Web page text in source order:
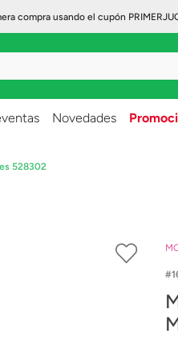
compra usando el cupón
Novedades
528302